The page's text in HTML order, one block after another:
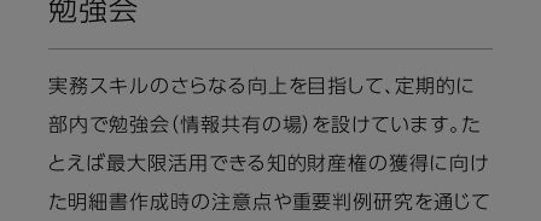
勉強会
実務スキルのさらなる向上を目指して、定期的に
部内で勉強会（情報共有の場）を設けています。た
とえば最大限活用できる知的財産権の獲得に向け
た明細書作成時の注意点や重要判例研究を通じて